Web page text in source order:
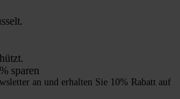
sparen
an und erhalten Sie 10% Rabatt auf